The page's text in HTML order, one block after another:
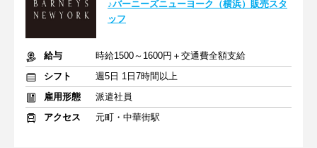
♪バーニーズニューヨーク（横浜）販売スタ
ッフ
給与
時給1500～1600円＋交通費全額支給
シフト
週5日 1日7時間以上
雇用形態
派遣社員
アクセス
元町・中華街駅